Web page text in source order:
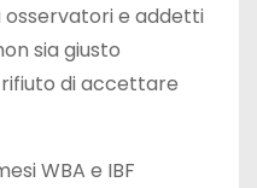
osservatori e addetti
sia giusto
di accettare
WBA e IBF